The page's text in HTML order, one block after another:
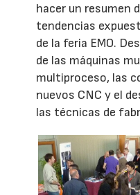
hacer un resumen
tendencias
de la feria EMO.
de las máquinas
multiproceso, las
nuevos CNC y el
las técnicas de